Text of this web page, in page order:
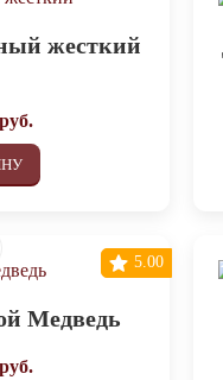
жесткий
руб.
Медведь
руб.
5.00